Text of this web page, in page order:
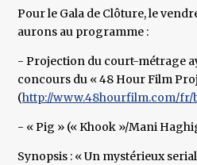
Pour le Gala de Clôture, le
aurons au programme :
- Projection du court-métrage
concours du « 48 Hour Film
(http://www.48hourfilm.com/fr/
- « Pig » (« Khook »/Mani
Synopsis : « Un mystérieux